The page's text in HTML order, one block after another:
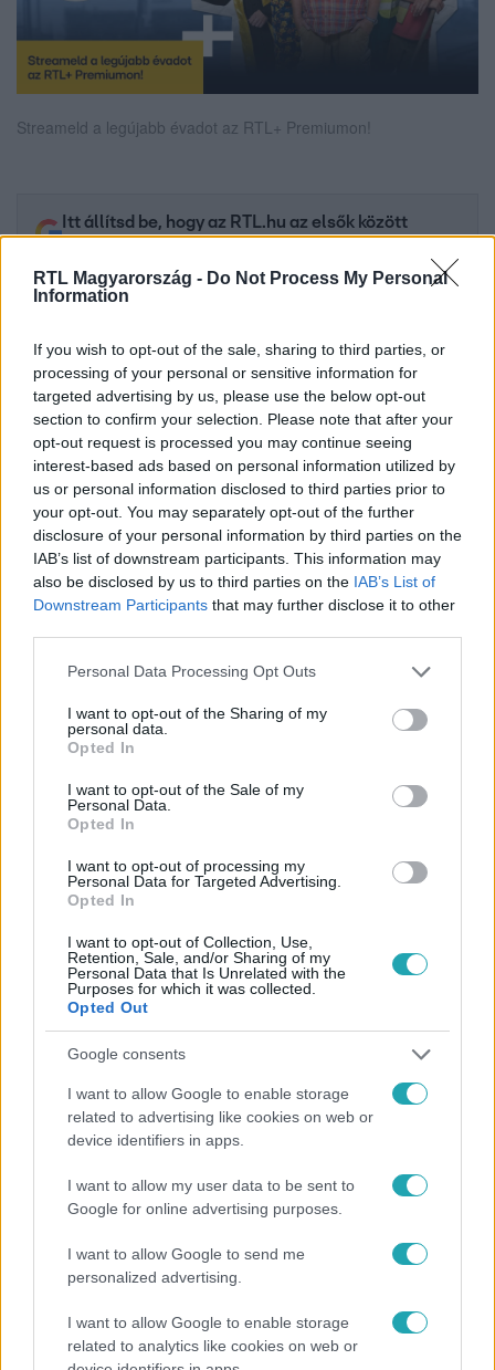
RTL Magyarország - Do Not Process My Personal
Information
If you wish to opt-out of the sale, sharing to third parties, or
processing of your personal or sensitive information for
targeted advertising by us, please use the below opt-out
section to confirm your selection. Please note that after your
opt-out request is processed you may continue seeing
interest-based ads based on personal information utilized by
us or personal information disclosed to third parties prior to
your opt-out. You may separately opt-out of the further
disclosure of your personal information by third parties on the
IAB’s list of downstream participants. This information may
also be disclosed by us to third parties on the IAB’s List of
Downstream Participants that may further disclose it to other
Please note that this website/app uses one or more Google
not limited to your visit or usage behaviour. You may click to
grant or deny consent to Google and its third-party tags to
use your data for below specified purposes in below Google
consent section.
Personal Data Processing Opt Outs
I want to opt-out of the Sharing of my
personal data.
Opted In
I want to opt-out of the Sale of my
Personal Data.
Opted In
I want to opt-out of processing my
Personal Data for Targeted Advertising.
Opted In
I want to opt-out of Collection, Use,
Retention, Sale, and/or Sharing of my
Personal Data that Is Unrelated with the
Purposes for which it was collected.
Opted Out
Google consents
I want to allow Google to enable storage
related to advertising like cookies on web or
device identifiers in apps.
I want to allow my user data to be sent to
Google for online advertising purposes.
I want to allow Google to send me
personalized advertising.
I want to allow Google to enable storage
related to analytics like cookies on web or
Streameld a legújabb évadot az RTL+ Premiumon!
Itt állítsd be, hogy az RTL.hu az elsők között
legyen a Google-találatokban!
Kövess minket, és értesülj a friss hírekről a
Facebookon is!
Követem
VIDEÓ # ZSUZSA
Népszerű